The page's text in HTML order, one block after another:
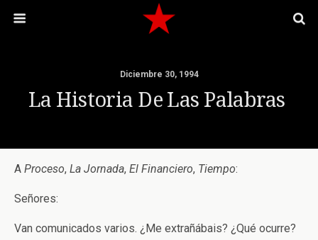
Diciembre 30, 1994
La Historia De Las Palabras
A Proceso, La Jornada, El Financiero, Tiempo:
Señores:
Van comunicados varios. ¿Me extrañábais? ¿Qué ocurre?